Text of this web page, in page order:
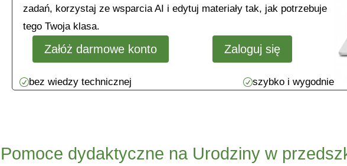
zadań, korzystaj ze wsparcia AI i edytuj materiały tak, jak potrzebuje
tego Twoja klasa.
Załóż darmowe konto Zaloguj się
Rbez wiedzy technicznej Rszybko i wygodnie
Pomoce dydaktyczne na Urodziny w